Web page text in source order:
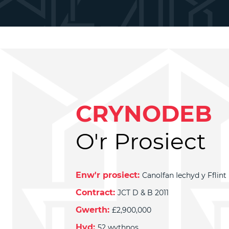
CRYNODEB
O'r Prosiect
Enw'r prosiect: Canolfan Iechyd y Fflint
Contract: JCT D & B 2011
Gwerth: £2,900,000